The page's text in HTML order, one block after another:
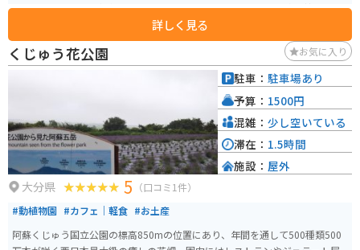
数多くのメニューを提供しています。 主なメニューとしては、焼肉丼、コロ
ッケ、肉うどんなどがありますが、特にオススメはステーキです。このステー
キは、豊後牛の中でも特に肉質が優れた4等級以上の「おおいた和牛」のロー
ス200gを使用しており、格別です。農家レストランなので、自家産の豊後牛
を比較的低価格で楽しむことができます。店名の「べべんこ」は、高原の
清々しい空気の中で育った子牛の生命力を分けてもらおうとの願いから名づ
に残すことができる特別な空間とされています。開放的なテラスでの食事を
楽しむことができ、動物たちと触れあることもできるため、訪れた人々には
非常にリラックスした時間を過ごしてもらえるよう心がけられています。レ
ストランからはくじゅう連山を見渡すことができ、その美しい眺めも、訪れ
る客にとっての一つのご馳走となっています。
詳しく見る
くじゅう花公園 お気に入り
大分県 5 （口コミ1件）
#動植物園 #カフェ｜軽食 #お土産
阿蘇くじゅう国立公園の標高850mの位置にあり、年間を通して500種類500
駐車： 駐車場あり
予算： 1500円
混雑： 少し空いている
滞在： 1.5時間
施設： 屋外